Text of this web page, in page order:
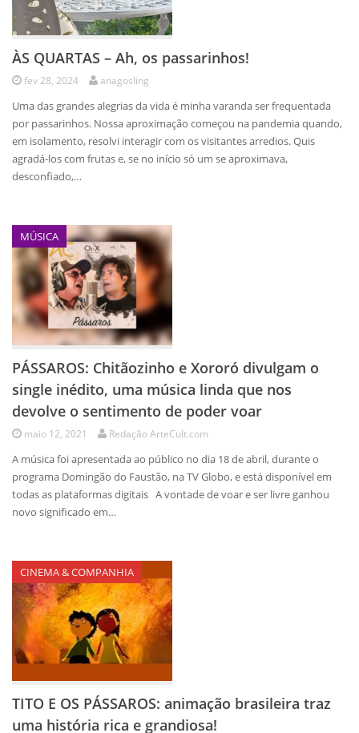
ÀS QUARTAS – Ah, os passarinhos!
fev 28, 2024 anagosling
Uma das grandes alegrias da vida é minha varanda ser frequentada
por passarinhos. Nossa aproximação começou na pandemia quando,
em isolamento, resolvi interagir com os visitantes arredios. Quis
agradá-los com frutas e, se no início só um se aproximava,
desconfiado,…
MÚSICA
PÁSSAROS: Chitãozinho e Xororó divulgam o
single inédito, uma música linda que nos
devolve o sentimento de poder voar
maio 12, 2021 Redação ArteCult.com
A música foi apresentada ao público no dia 18 de abril, durante o
programa Domingão do Faustão, na TV Globo, e está disponível em
todas as plataformas digitais A vontade de voar e ser livre ganhou
novo significado em…
CINEMA & COMPANHIA
TITO E OS PÁSSAROS: animação brasileira traz
uma história rica e grandiosa!